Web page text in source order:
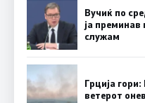
Вучиќ по
ја
служам
Грција
ветерот